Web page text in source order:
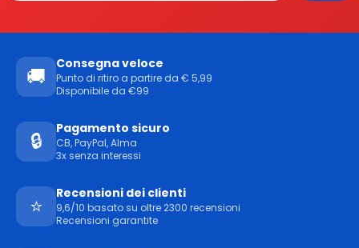
🚚
Consegna veloce
Punto di ritiro a partire da € 5,99
Disponibile da €99
🔒
Pagamento sicuro
CB, PayPal, Alma
3x senza interessi
⭐
Recensioni dei clienti
9,6/10 basato su oltre 2300 recensioni
Recensioni garantite